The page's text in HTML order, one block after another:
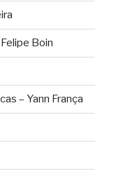
Boin
– Yann França